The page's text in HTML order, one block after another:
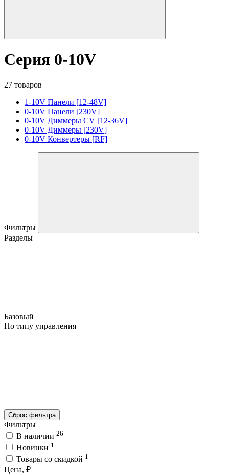
Серия 0-10V
27 товаров
1-10V Панели [12-48V]
0-10V Панели [230V]
0-10V Диммеры CV [12-36V]
0-10V Диммеры [230V]
0-10V Конвертеры [RF]
Фильтры
Разделы
Базовый
По типу управления
Сброс фильтра
Фильтры
В наличии 26
Новинки 1
Товары со скидкой 1
Цена, ₽